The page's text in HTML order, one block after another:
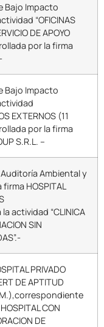
Bajo Impacto
“OFICINAS
DE APOYO
por la firma
Bajo Impacto
EXTERNOS (11
por la firma
S.R.L. –
Ambiental y
HOSPITAL
actividad “CLINICA
SIN
PRIVADO
DE APTITUD
CON
DE